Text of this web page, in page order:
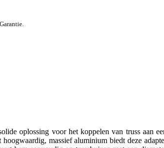
oplossing voor het koppelen van truss aan
massief aluminium biedt deze